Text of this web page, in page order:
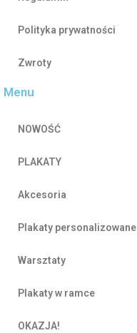
Polityka prywatności
Zwroty
Menu
NOWOŚĆ
PLAKATY
Akcesoria
Plakaty personalizowane
Warsztaty
Plakaty w ramce
OKAZJA!